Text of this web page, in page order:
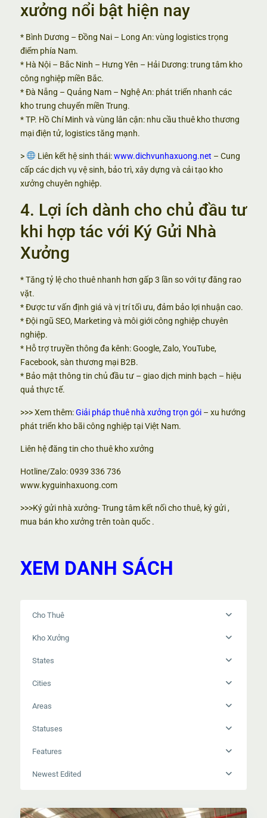
xưởng nổi bật hiện nay
* Bình Dương – Đồng Nai – Long An: vùng logistics trọng
điểm phía Nam.
* Hà Nội – Bắc Ninh – Hưng Yên – Hải Dương: trung tâm kho
công nghiệp miền Bắc.
* Đà Nẵng – Quảng Nam – Nghệ An: phát triển nhanh các
kho trung chuyển miền Trung.
* TP. Hồ Chí Minh và vùng lân cận: nhu cầu thuê kho thương
mại điện tử, logistics tăng mạnh.
> Liên kết hệ sinh thái:www.dichvunhaxuong.net – Cung
cấp các dịch vụ vệ sinh, bảo trì, xây dựng và cải tạo kho
xưởng chuyên nghiệp.
4. Lợi ích dành cho chủ đầu tư
khi hợp tác với Ký Gửi Nhà
Xưởng
* Tăng tỷ lệ cho thuê nhanh hơn gấp 3 lần so với tự đăng rao
vặt.
* Được tư vấn định giá và vị trí tối ưu, đảm bảo lợi nhuận cao.
* Đội ngũ SEO, Marketing và môi giới công nghiệp chuyên
nghiệp.
* Hỗ trợ truyền thông đa kênh: Google, Zalo, YouTube,
Facebook, sàn thương mại B2B.
* Bảo mật thông tin chủ đầu tư – giao dịch minh bạch – hiệu
quả thực tế.
>>> Xem thêm:Giải pháp thuê nhà xưởng trọn gói – xu hướng
phát triển kho bãi công nghiệp tại Việt Nam.
Liên hệ đăng tin cho thuê kho xưởng
Hotline/Zalo: 0939 336 736
www.kyguinhaxuong.com
>>>Ký gửi nhà xưởng- Trung tâm kết nối cho thuê, ký gửi ,
mua bán kho xưởng trên toàn quốc .
XEM DANH SÁCH
Cho Thuê
Kho Xưởng
States
Cities
Areas
Statuses
Features
Newest Edited